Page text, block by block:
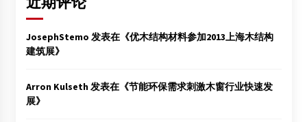
JosephStemo 发表在《优木结构材料参加2013上海木结构
建筑展》
Arron Kulseth发表在《节能环保需求刺激木窗行业快速发
展》